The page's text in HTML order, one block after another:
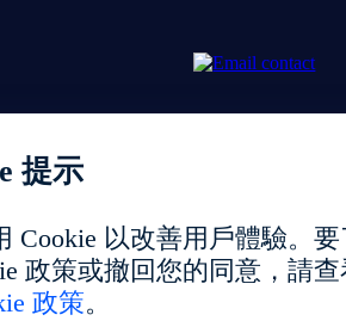
提示
Cookie 以改善用戶體驗。
政策或撤回您的同意，請
政策。